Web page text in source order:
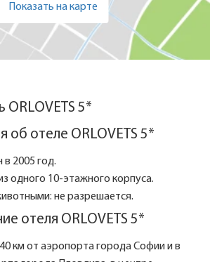
Показать на карте
ORLOVETS 5*
об отеле ORLOVETS 5*
2005 год.
одного 10-этажного корпуса.
не разрешается.
отеля ORLOVETS 5*
км от аэропорта города Софии и в